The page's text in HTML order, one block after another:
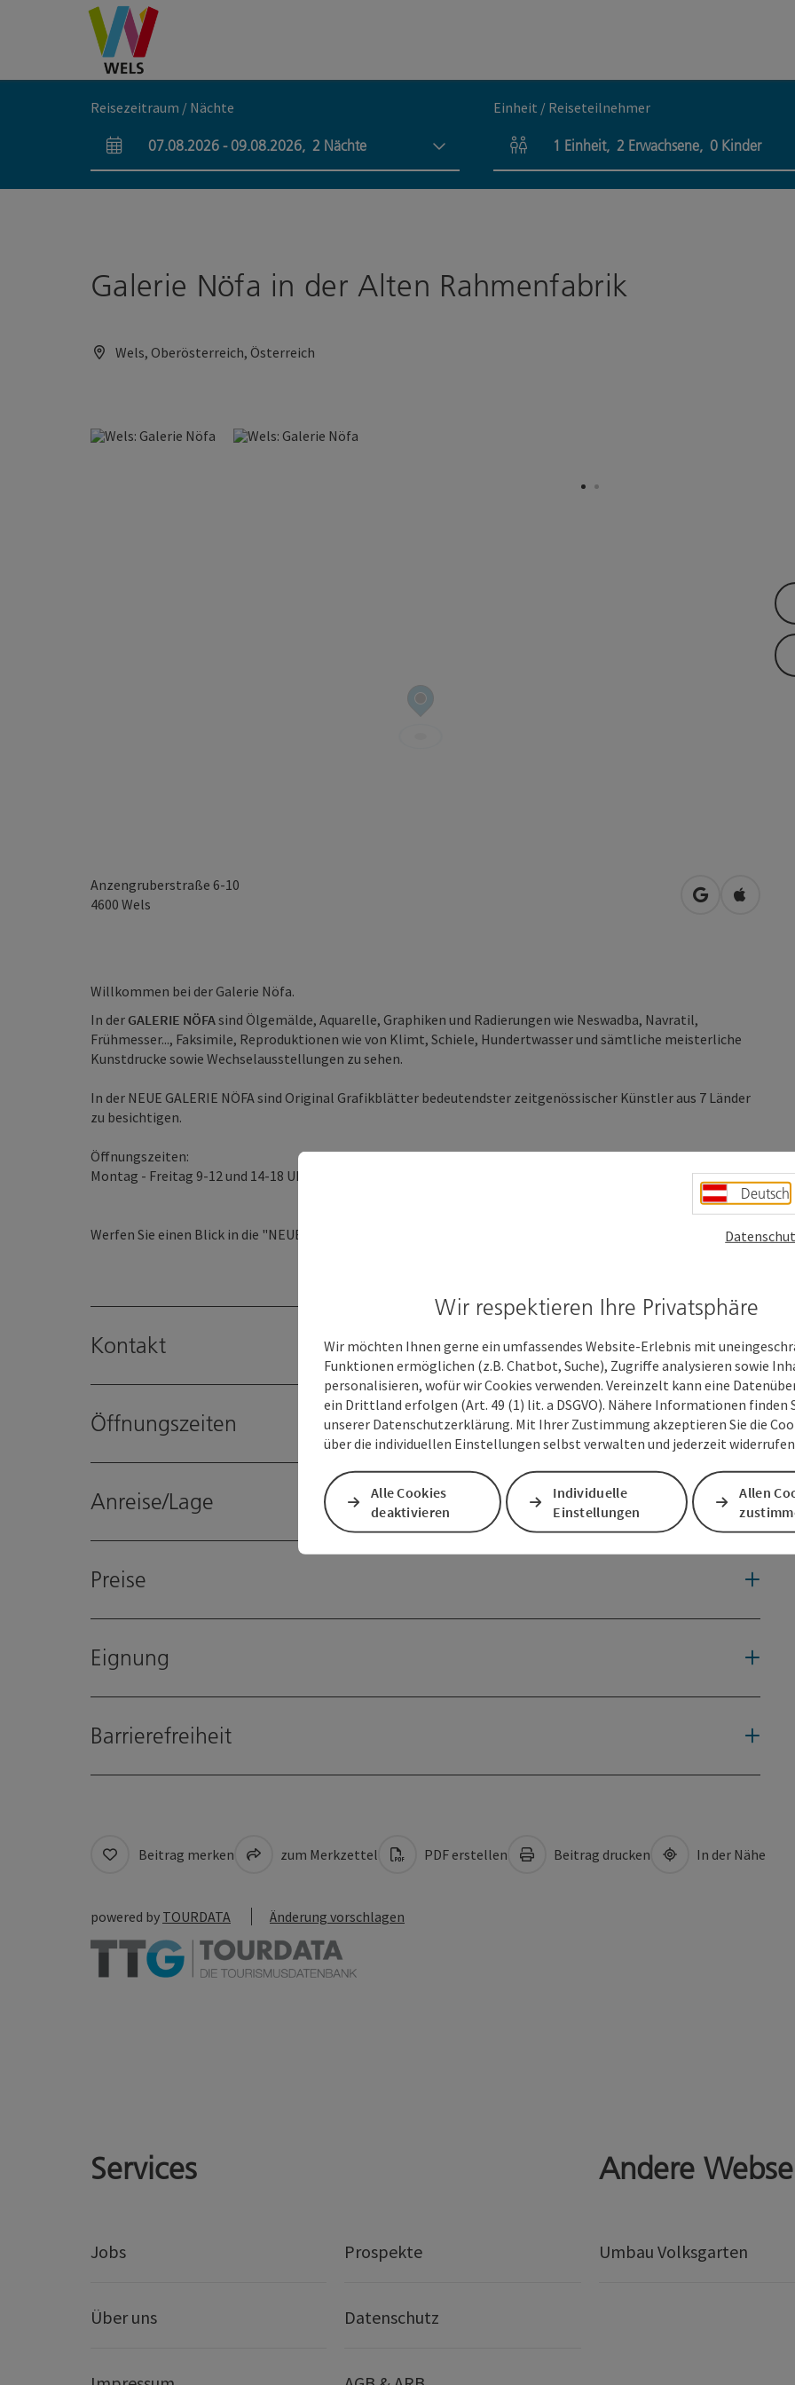
Zum Inhalt Accesskey
[0]
Zur NavigationAccesskey
[1]
Zum Seitenanfang Accesskey
[2]
Reisezeitraum / Nächte
An- und Abreisefelder
07.08.2026 -09.08.2026, 2 Nächte
Einheit / Reiseteilnehmer
Einheitenanzahl und Personenfelder
1 Einheit, 2 Erwachsene, 0 Kinder
Galerie Nöfa in der Alten Rahmenfabrik
Wels, Oberösterreich, Österreich
Anzengruberstraße 6-10
4600 Wels in Googlein Apple
Willkommen bei der Galerie Nöfa.
In der GALERIE NÖFAsind Ölgemälde, Aquarelle, Graphiken und Radierungen wie Neswadba, Navratil,
Frühmesser..., Faksimile, Reproduktionen wie von Klimt, Schiele, Hundertwasser und sämtliche meisterliche
Kunstdrucke sowie Wechselausstellungen zu sehen.
In der NEUE GALERIE NÖFA sind Original Grafikblätter bedeutendster zeitgenössischer Künstler aus 7 Länder
zu besichtigen.
Öffnungszeiten:
Montag - Freitag 9-12 und 14-18 Uhr, sowie Samstag 9-12 Uhr
Werfen Sie einen Blick in die "NEUE GALERIE NÖFA"!
Kontakt
Öffnungszeiten
Anreise/Lage
Preise
Eignung
Barrierefreiheit
Beitrag merken zum Merkzettel PDF erstellen Beitrag drucken In der Nähe
powered by TOURDATA Änderung vorschlagen
Services
Jobs Prospekte
Über uns Datenschutz
Andere
Umbau Volksgarten
Deutsch
Wir respektieren Ihre Privatsphäre
Wir möchten Ihnen gerne ein umfassendes Website-Erlebnis mit
Funktionen ermöglichen (z.B. Chatbot, Suche), Zugriffe analysieren sowie
personalisieren, wofür wir Cookies verwenden. Vereinzelt kann eine
ein Drittland erfolgen (Art. 49 (1) lit. a DSGVO). Nähere Informationen finden
unserer Datenschutzerklärung. Mit Ihrer Zustimmung akzeptieren Sie die
über die individuellen Einstellungen selbst verwalten und jederzeit
Alle Cookies
deaktivieren
Individuelle
Einstellungen
Allen